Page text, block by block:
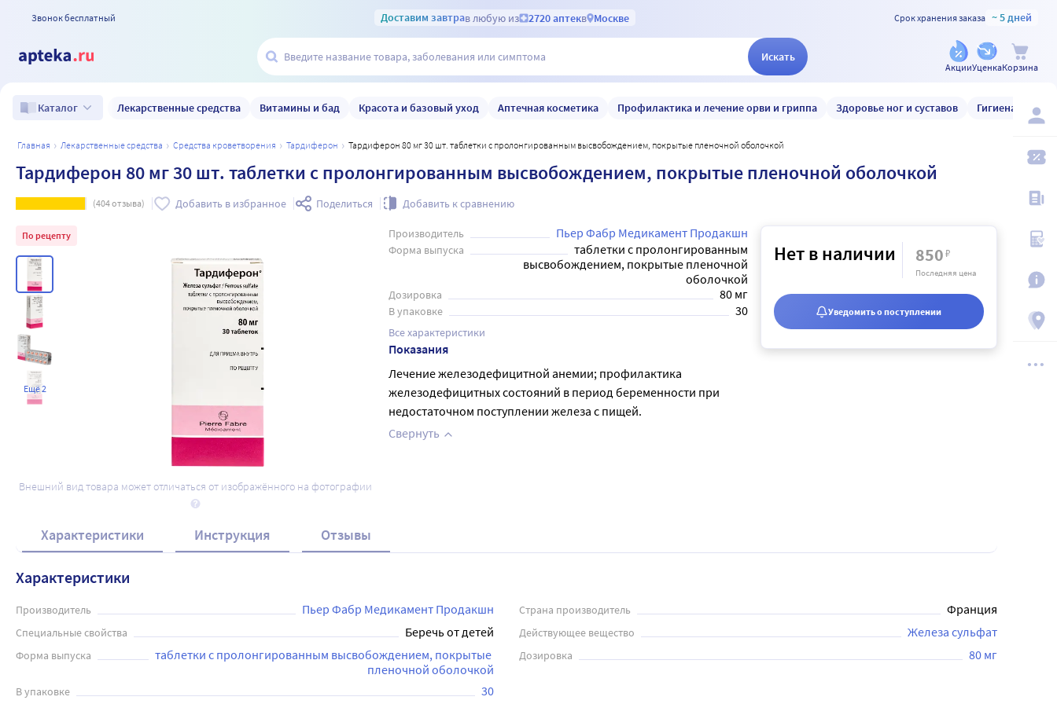
Звонок бесплатный Доставим завтрав любую из 2720 аптекв Москве Срок хранения заказа ~ 5 дней
Искать
АкцииУценкаКорзина
Каталог Лекарственные средства Витамины и бад Красота и базовый уход Аптечная косметика Профилактика и лечение орви и гриппа Здоровье ног и суставов Гигиена и уход
главная лекарственные средства средства кроветворения тардиферон Тардиферон 80 мг 30 шт. таблетки с пролонгированным высвобождением, покрытые пленочной оболочкой
Тардиферон 80 мг 30 шт. таблетки с пролонгированным высвобождением, покрытые пленочной оболочкой
(404отзыва) Добавить в избранное Поделиться Добавить к сравнению
По рецепту
Ещё 2
Внешний вид товара может отличаться от изображённого на фотографии
Производитель Пьер Фабр Медикамент Продакшн
Форма выпуска
таблетки с пролонгированным
высвобождением, покрытые пленочной
оболочкой
Дозировка 80 мг
В упаковке 30
Все характеристики
Показания
Лечение железодефицитной анемии; профилактика
железодефицитных состояний в период беременности при
недостаточном поступлении железа с пищей.
Свернуть
Нет в наличии 850₽
Последняя цена
Уведомить о поступлении
Характеристики Инструкция Отзывы
Характеристики
Производитель Пьер Фабр Медикамент Продакшн Страна производитель Франция
Специальные свойства Беречь от детей Действующее вещество Железа сульфат
Форма выпуска
таблетки с пролонгированным высвобождением, покрытые
пленочной оболочкой
Дозировка 80 мг
В упаковке 30